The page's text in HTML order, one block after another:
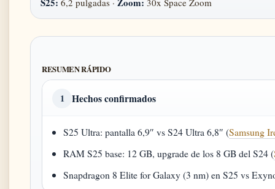
6,2 pulgadas · 30x Space Zoom
RESUMEN RÁPIDO
1 Hechos confirmados
S25 Ultra: pantalla 6,9″ vs S24 Ultra 6,8″ (Samsung
RAM S25 base: 12 GB, upgrade de los 8 GB del S24 (
Snapdragon 8 Elite for Galaxy (3 nm) en S25 vs